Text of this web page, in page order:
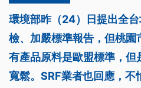
環境部昨（24）日提出全
檢、加嚴標準報告，但桃園
有產品原料是歐盟標準，但
寬鬆。SRF業者也回應，